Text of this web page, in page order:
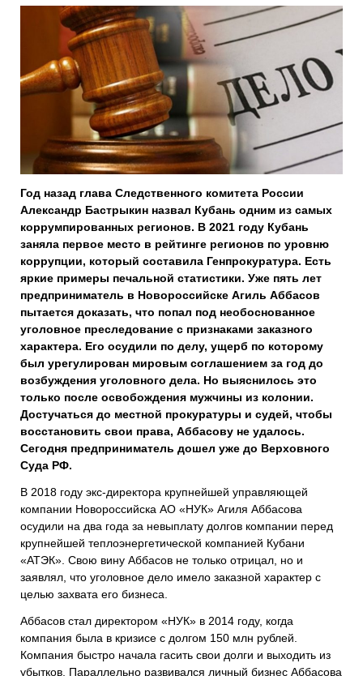
Год назад глава Следственного комитета России
Александр Бастрыкин назвал Кубань одним из самых
коррумпированных регионов. В 2021 году Кубань
заняла первое место в рейтинге регионов по уровню
коррупции, который составила Генпрокуратура. Есть
яркие примеры печальной статистики. Уже пять лет
предприниматель в Новороссийске Агиль Аббасов
пытается доказать, что попал под необоснованное
уголовное преследование с признаками заказного
характера. Его осудили по делу, ущерб по которому
был урегулирован мировым соглашением за год до
возбуждения уголовного дела. Но выяснилось это
только после освобождения мужчины из колонии.
Достучаться до местной прокуратуры и судей, чтобы
восстановить свои права, Аббасову не удалось.
Сегодня предприниматель дошел уже до Верховного
Суда РФ.
В 2018 году экс-директора крупнейшей управляющей
компании Новороссийска АО «НУК» Агиля Аббасова
осудили на два года за невыплату долгов компании перед
крупнейшей теплоэнергетической компанией Кубани
«АТЭК». Свою вину Аббасов не только отрицал, но и
заявлял, что уголовное дело имело заказной характер с
целью захвата его бизнеса.
Аббасов стал директором «НУК» в 2014 году, когда
компания была в кризисе с долгом 150 млн рублей.
Компания быстро начала гасить свои долги и выходить из
убытков. Параллельно развивался личный бизнес Аббасова